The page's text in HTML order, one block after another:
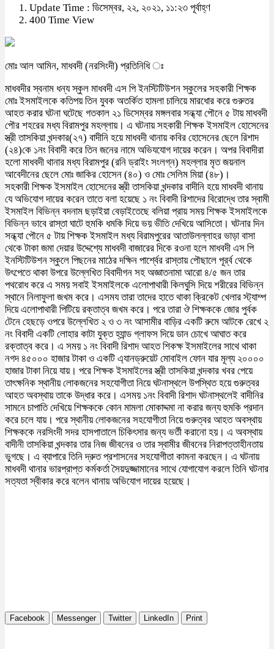
Update Time : ডিসেম্বর, ২২, ২০২১, ১১:২৩ পূর্বাহ্ণ
400 Time View
মোঃ আল আমিন, মাধবদী (নরসিংদী) প্রতিনিধি ঃ
মাধবদীর স্বনাম ধন্য স্কুল মাধবদী এস পি ইনস্টিটিউশন স্কুলের সহকারী শিক্ষক
মোঃ ইসমাইলকে কতিপয় তিন যুবক অতর্কিত হামলা চালিয়ে মারধোর করে গুরুতর
আহত করার ঘটনা ঘটেছে গতকাল ২১ ডিসেম্বর মঙ্গলবার সন্ধ্যা পৌনে ৫ টায় মাধবদী
পৌর শহরের মধ্য বিরামপুর মহল্লায়। এ ঘটনায় সহকারী শিক্ষক ইসমাইল হোসেনের
স্ত্রী তাসকিয়া খন্দকার(২৭) বাদীনি হয়ে মাধবদী থানায় কবির হোসেনের ছেলে রিশাদ
(২৪)কে ১নং বিবাদী করে তিন জনের নামে অভিযযোগ দায়ের করেন। অপর বিবাদীরা
হলো মাধবদী থানার মধ্য বিরামপুর (রনি ড্রাইং সংলগ্ন) মহল্লার মৃত জয়নাল
আবেদীনের ছেলে মোঃ জাকির হোসেন (৪০) ও মোঃ সেলিম মিয়া (৪৮)।
সহকারী শিক্ষক ইসমাইল হোসেনের স্ত্রী তাসকিয়া খন্দকার বাদীনি হয়ে মাধবদী থানায়
যে অভিযোগ দায়ের করেন তাতে বলা হয়েছে ১ নং বিবাদী রিশাদের বিরোদ্ধে তার স্বামী
ইসমাইল বিভিন্ন বদনাম ছড়াইয়া বেড়াইতেছে বলিয়া প্রায় সময় শিক্ষক ইসমাইলকে
বিভিন্ন ভাবে রাস্তা ঘাটে হুমকি ধমকি দিয়ে ভয় ভীতি দেখিয়ে আসিতো। ঘটনার দিন
সন্ধ্যা পৌনে ৫ টায় শিক্ষক ইসমাইল মধ্য বিরামপুরের আতাউলল্লাহর ভাড়া বাসা
থেকে টাকা জমা দেয়ার উদ্দেশ্যে মাধবদী বাজারের দিকে রওনা হলে মাধবদী এস পি
ইনস্টিটিউশন স্কুলে পিছনের মাঠের দক্ষিন পার্শ্বের রাস্তায় পৌছালে পূর্র্ব থেকে
উৎপেতে থাকা উপরে উল্লেখিত বিবাদীগন সহ অজ্ঞাতনামা আরো ৪/৫ জন তার
পথরোধ করে এ সময় সবাই ইসমাইলকে এলোপাথারী কিলঘুসি দিয়ে শরীরের বিভিন্ন
স্থানে নিলাফুলা জখম করে। এসময তারা তাদের হাতে থাকা ক্রিকেট খেলার স্ট্যাম্প
দিয়ে এলোপাথারী পিটিয়ে রক্তাত্ব জখম করে। পরে তারা ঔ শিক্ষককে জোর পুর্বক
টেনে হেছড়ে ওপরে উল্লেখিত ২ ও ৩ নং আসামীর বাড়ির একটি রুমে আটকে রেখে ২
নং বিবাদী একটি লোহার কাটা যুক্ত হ্যান্ড গ্লাফস দিয়ে ডান চোখে আঘাত করে
রক্তাত্ব করে। এ সময় ১ নং বিবাদী রিশাদ আহত শিকক্ষ ইসমাইলের সাথে থাকা
নগদ ৪৫০০০ হাজার টাকা ও একটি এ্যানড্রুয়েট মোবাইল ফোন যার মূল্য ২০০০০
হাজার টাকা নিয়ে যায়। পরে শিক্ষক ইসমাইলের স্ত্রী তাসকিয়া খন্দকার খবর পেয়ে
তাৎক্ষনিক স্থানীয় লোকজনের সহযোগীতা নিয়ে ঘটনাস্থলে উপস্থিত হয়ে গুরুত্বর
আহত অবস্থায় তাকে উদ্ধার করে। এসময় ১নং বিবাদী রিশাদ ঘটনাস্থলেই বাদীনির
সামনে চাপাতি দেখিয়ে শিক্ষককে কোন মামলা মোকাদ্দমা না করার জন্য হুমকি প্রদান
করে চলে যায়। পরে স্থানীয় লোকজনের সহযোগীতা নিয়ে গুরুত্বর আহত অবস্থায়
শিক্ষককে নরসিংদী সদর হাসপাতালে চিকিৎসার জন্য ভর্তী করানো হয়। এ অবস্থায়
বাদীনী তাসকিয়া খন্দকার তার নিজ জীবনের ও তার স্বামীর জীবনের নিরাপত্তাহীনতায়
ভুগছে। এ ব্যাপারে তিনি দ্রুত প্রশাসনের সহযোগীতা কামনা করছেন। এ ঘটনায়
মাধবদী থানার ভারপ্রাপ্ত কর্মকর্তা সৈয়দুজ্জামানের সাথে যোগাযোগ করলে তিনি ঘটনার
সত্যতা স্বীকার করে বলেন থানায় অভিযোগ দায়ের হয়েছে।
Facebook Messenger Twitter LinkedIn Print